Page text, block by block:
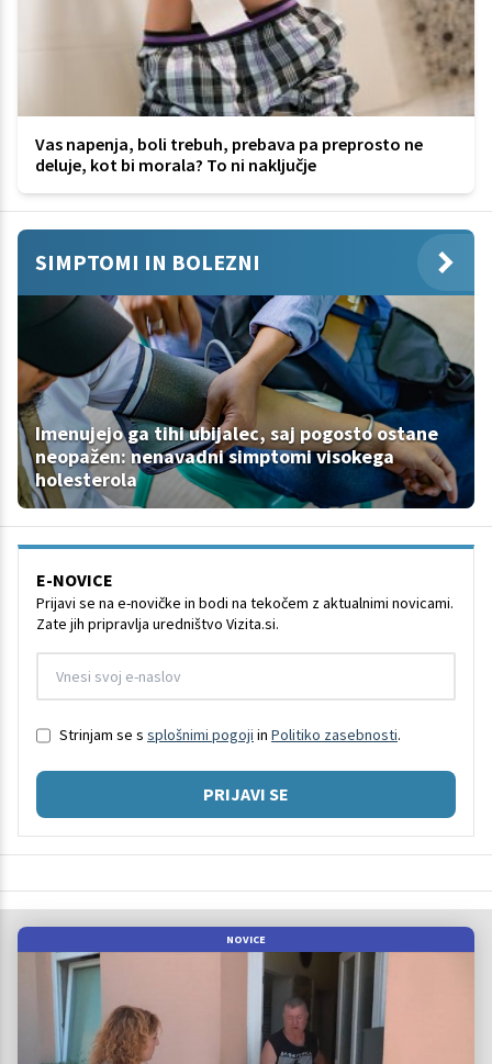
Vas napenja, boli trebuh, prebava pa preprosto ne
deluje, kot bi morala? To ni naključje
SIMPTOMI IN BOLEZNI
Imenujejo ga tihi ubijalec, saj pogosto ostane
neopažen: nenavadni simptomi visokega
holesterola
E-NOVICE
Prijavi se na e-novičke in bodi na tekočem z aktualnimi novicami.
Zate jih pripravlja uredništvo Vizita.si.
Strinjam se s splošnimi pogoji in Politiko zasebnosti.
PRIJAVI SE
NOVICE